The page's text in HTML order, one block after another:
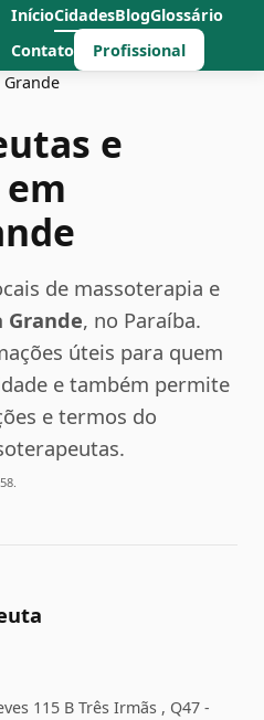
InícioCidadesBlogGlossário
Contato
Profissional
Grande
e
de massoterapia e
Grande, no Paraíba.
úteis para quem
e também permite
e termos do
115 B Três Irmãs , Q47 -